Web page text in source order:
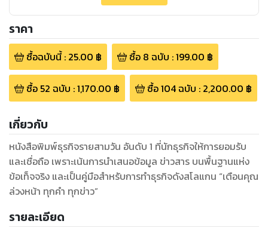
ราคา
ซื้อฉบับนี้: 25.00 ฿ ซื้อ 8 ฉบับ :199.00 ฿
ซื้อ 52 ฉบับ :1,170.00 ฿ ซื้อ104ฉบับ : 2,200.00 ฿
เกี่ยวกับ
หนังสือพิมพ์ธุรกิจรายสามวัน อันดับ 1 ที่นักธุรกิจให้การยอมรับ
และเชื่อถือ เพราะเน้นการนำเสนอข้อมูล ข่าวสาร บนพื้นฐานแห่ง
ข้อเท็จจริง และเป็นคู่มือสำหรับการทำธุรกิจดังสโลแกน “เตือนคุณ
ล่วงหน้า ทุกคำ ทุกข่าว”
รายละเอียด